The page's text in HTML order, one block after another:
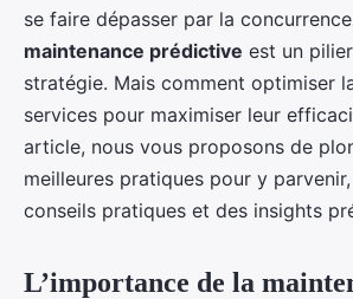
se faire dépasser par la
maintenance prédictive est un
stratégie. Mais comment optimiser
services pour maximiser leur
article, nous vous proposons de
meilleures pratiques pour y
conseils pratiques et des insights
L’importance de la